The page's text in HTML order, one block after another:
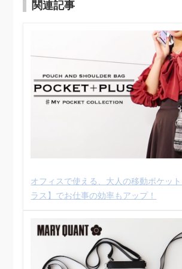
関連記事
オフィスで使える、大人の移動ポケッ
ラス】でお仕事の効率もアップ！